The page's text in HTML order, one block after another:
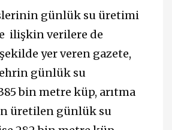
günlük su üretimi
ilişkin verilere de
yer veren gazete,
günlük su
bin metre küp, arıtma
üretilen günlük su